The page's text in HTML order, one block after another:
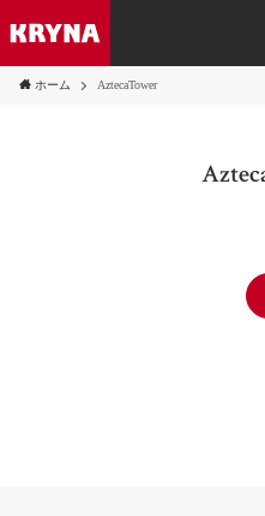
ホーム AztecaTower